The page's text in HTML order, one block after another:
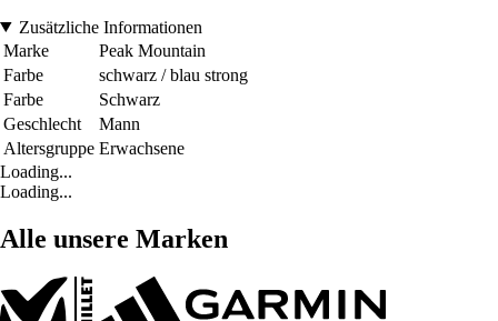
Zusätzliche Informationen
Marke
Peak Mountain
Farbe
schwarz / blau strong
Farbe
Schwarz
Geschlecht
Mann
Altersgruppe Erwachsene
Loading...
Loading...
Alle unsere Marken